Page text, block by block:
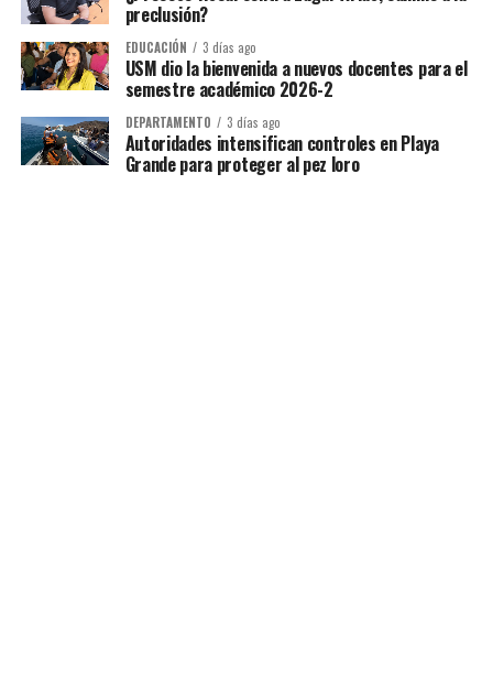
preclusión?
EDUCACIÓN 3 días ago
USM dio la bienvenida a nuevos docentes para el
semestre académico 2026-2
DEPARTAMENTO 3 días ago
Autoridades intensifican controles en Playa
Grande para proteger al pez loro